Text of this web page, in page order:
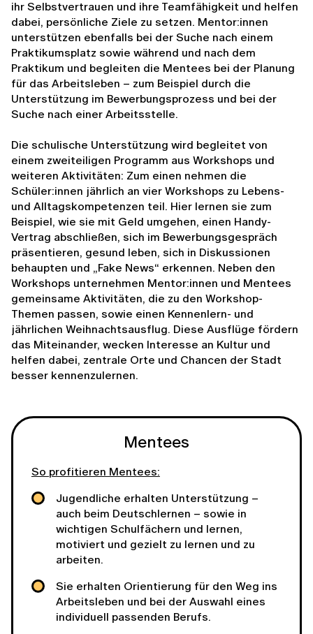
ihr Selbstvertrauen und ihre Teamfähigkeit und helfen
dabei, persönliche Ziele zu setzen. Mentor:innen
unterstützen ebenfalls bei der Suche nach einem
Praktikumsplatz sowie während und nach dem
Praktikum und begleiten die Mentees bei der Planung
für das Arbeitsleben – zum Beispiel durch die
Unterstützung im Bewerbungsprozess und bei der
Suche nach einer Arbeitsstelle.
Die schulische Unterstützung wird begleitet von
einem zweiteiligen Programm aus Workshops und
weiteren Aktivitäten: Zum einen nehmen die
Schüler:innen jährlich an vier Workshops zu Lebens-
und Alltagskompetenzen teil. Hier lernen sie zum
Beispiel, wie sie mit Geld umgehen, einen Handy-
Vertrag abschließen, sich im Bewerbungsgespräch
präsentieren, gesund leben, sich in Diskussionen
behaupten und „Fake News“ erkennen. Neben den
Workshops unternehmen Mentor:innen und Mentees
gemeinsame Aktivitäten, die zu den Workshop-
Themen passen, sowie einen Kennenlern- und
jährlichen Weihnachtsausflug. Diese Ausflüge fördern
das Miteinander, wecken Interesse an Kultur und
helfen dabei, zentrale Orte und Chancen der Stadt
besser kennenzulernen.
Mentees
So profitieren Mentees:
Jugendliche erhalten Unterstützung –
auch beim Deutschlernen – sowie in
wichtigen Schulfächern und lernen,
motiviert und gezielt zu lernen und zu
arbeiten.
Sie erhalten Orientierung für den Weg ins
Arbeitsleben und bei der Auswahl eines
individuell passenden Berufs.